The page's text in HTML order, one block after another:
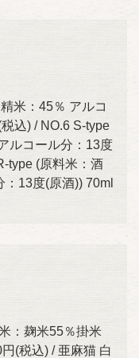
米：45％ アルコ
込) / NO.6 S-type
ルコール分：13度
type (原料米：酒
13度(原酒)) 70ml
：麹米55％掛米
(税込) / 亜麻猫 白